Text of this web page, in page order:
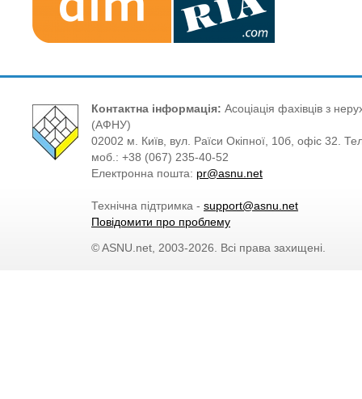
Контактна інформація: Асоціація фахівців з
(АФНУ)
02002 м. Київ, вул. Раїси Окіпної, 10б, офіс 32.
моб.: +38 (067) 235-40-52
Електронна пошта: pr@asnu.net
Технічна підтримка - support@asnu.net
Повідомити про проблему
© ASNU.net, 2003-2026. Всі права захищені.